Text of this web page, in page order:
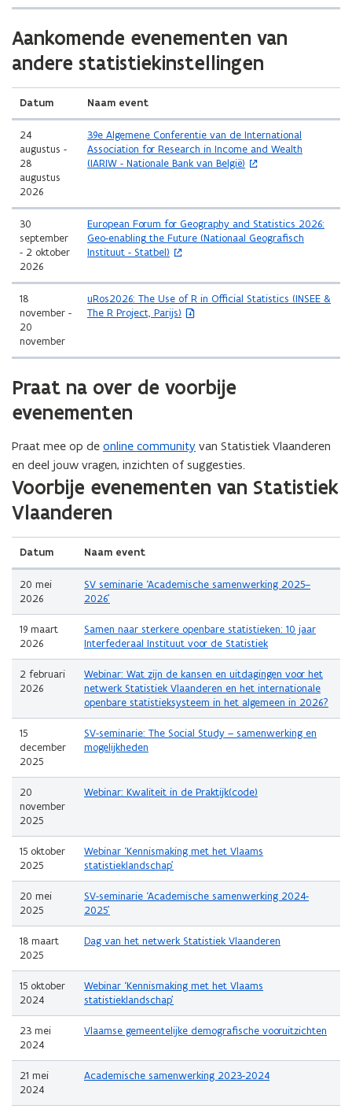
Aankomende evenementen van
andere statistiekinstellingen
Datum Naam event
24
augustus -
28
augustus
2026
39e Algemene Conferentie van de International
Association for Research in Income and Wealth
(IARIW - Nationale Bank van België)
(
o
p
t
i
n
n
w
v
s
e
)
30
september
- 2 oktober
2026
European Forum for Geography and Statistics 2026:
Geo-enabling the Future (Nationaal Geografisch
Instituut - Statbel)
(
o
p
n
t
i
w
v
e
s
t
)
18
november -
20
november
uRos2026: The Use of R in Official Statistics (INSEE &
The R Project, Parijs)
(
b
t
d
o
e
n
t
n
e
u
w
v
e
s
t
e
)
Praat na over de voorbije
evenementen
Praat mee op de online community van Statistiek Vlaanderen
en deel jouw vragen, inzichten of suggesties.
Voorbije evenementen van Statistiek
Vlaanderen
Datum Naam event
20 mei
2026
SV seminarie ‘Academische samenwerking 2025–
2026’
19 maart
2026
Samen naar sterkere openbare statistieken: 10 jaar
Interfederaal Instituut voor de Statistiek
2 februari
2026
Webinar: Wat zijn de kansen en uitdagingen voor het
netwerk Statistiek Vlaanderen en het internationale
openbare statistieksysteem in het algemeen in 2026?
15
december
2025
SV-seminarie: The Social Study – samenwerking en
mogelijkheden
20
november
2025
Webinar: Kwaliteit in de Praktijk(code)
15 oktober
2025
Webinar ‘Kennismaking met het Vlaams
statistieklandschap’
20 mei
2025
SV-seminarie ‘Academische samenwerking 2024-
2025’
18 maart
2025
Dag van het netwerk Statistiek Vlaanderen
15 oktober
2024
Webinar ‘Kennismaking met het Vlaams
statistieklandschap’
23 mei
2024
Vlaamse gemeentelijke demografische vooruitzichten
21 mei
2024
Academische samenwerking 2023-2024